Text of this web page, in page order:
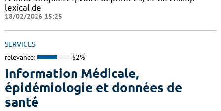
lexical de
18/02/2026 15:25
SERVICES
relevance: 62%
Information Médicale,
épidémiologie et données de
santé